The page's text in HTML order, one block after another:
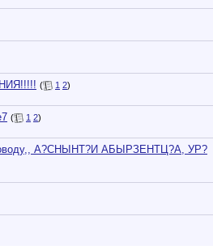
( 1 2)
( 1 2)
А?СНЫНТ?И АБЫРЗЕНТЦ?А, УР?